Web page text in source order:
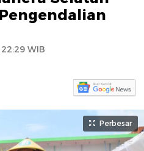
WIB
Perbesar